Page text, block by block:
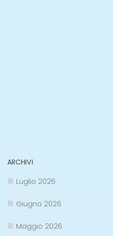
ARCHIVI
Luglio 2026
Giugno 2026
Maggio 2026